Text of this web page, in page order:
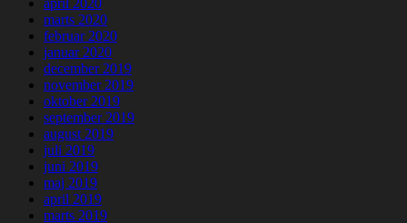
marts 2020
februar 2020
januar 2020
december 2019
november 2019
oktober 2019
september 2019
august 2019
juli 2019
juni 2019
maj 2019
april 2019
marts 2019